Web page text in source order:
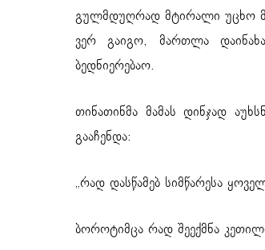
გულმდუღრად მტირალი უცხო
ვერ გაიგო, მართლა
ბედნიერებაო.
თინათინმა მამას დინჯად
გააჩენდა:
„რად დასწამებ სიმწარესა
ბოროტიმცა რად შეექმნა